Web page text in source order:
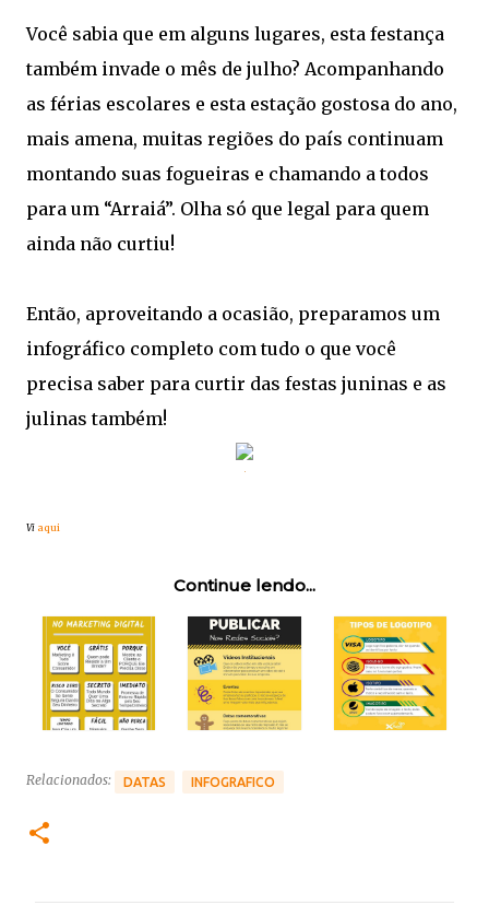
Você sabia que em alguns lugares, esta festança
também invade o mês de julho? Acompanhando
as férias escolares e esta estação gostosa do ano,
mais amena, muitas regiões do país continuam
montando suas fogueiras e chamando a todos
para um “Arraiá”. Olha só que legal para quem
ainda não curtiu!
Então, aproveitando a ocasião, preparamos um
infográfico completo com tudo o que você
precisa saber para curtir das festas juninas e as
julinas também!
Vi aqui
Continue lendo...
Relacionados: DATAS INFOGRAFICO